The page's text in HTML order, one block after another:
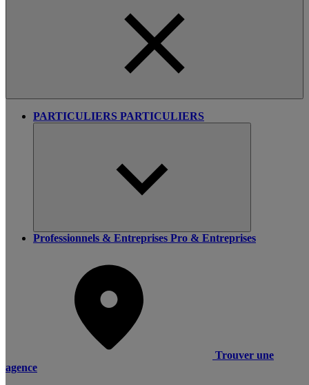
PARTICULIERS PARTICULIERS
Professionnels & Entreprises Pro & Entreprises
Trouver une
agence